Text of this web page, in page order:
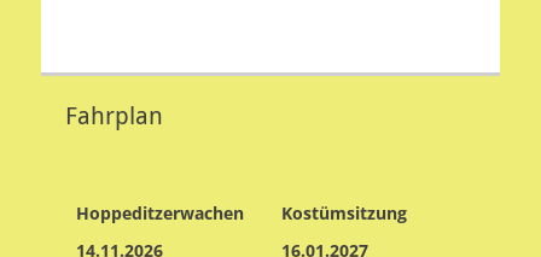
Fahrplan
Hoppeditzerwachen
14.11.2026
Kostümsitzung
16.01.2027